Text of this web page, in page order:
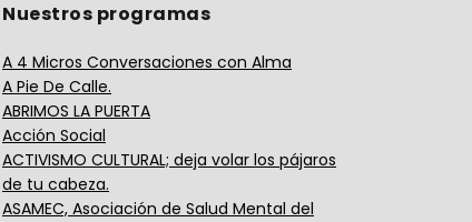
Nuestros programas
A 4 Micros Conversaciones con Alma
A Pie De Calle.
ABRIMOS LA PUERTA
Acción Social
ACTIVISMO CULTURAL; deja volar los pájaros
de tu cabeza.
ASAMEC, Asociación de Salud Mental del